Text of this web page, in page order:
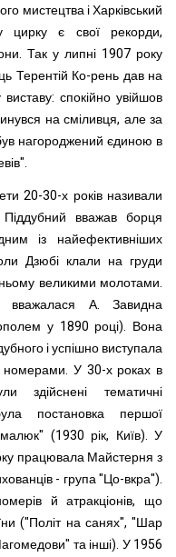
мистецтва і Харківський
цирку є свої рекорди,
Так у липні 1907 року
Терентій Ко-рень дав на
спокійно увійшов
на сміливця, але за
нагороджений єдиною в
20-30-х років називали
вважав борця
із найефективніших
Дзюбі клали на груди
великими молотами.
вважалася А. Завидна
у 1890 році). Вона
і успішно виступала
номерами. У 30-х роках в
здійснені тематичні
постановка першої
(1930 рік, Київ). У
працювала Майстерня з
- група "Цо-вкра").
й атракціонів, що
("Політ на санях", "Шар
та інші). У 1956